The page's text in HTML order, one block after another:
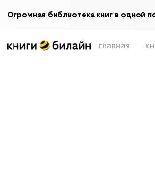
Огромная библиотека книг в одной
главная